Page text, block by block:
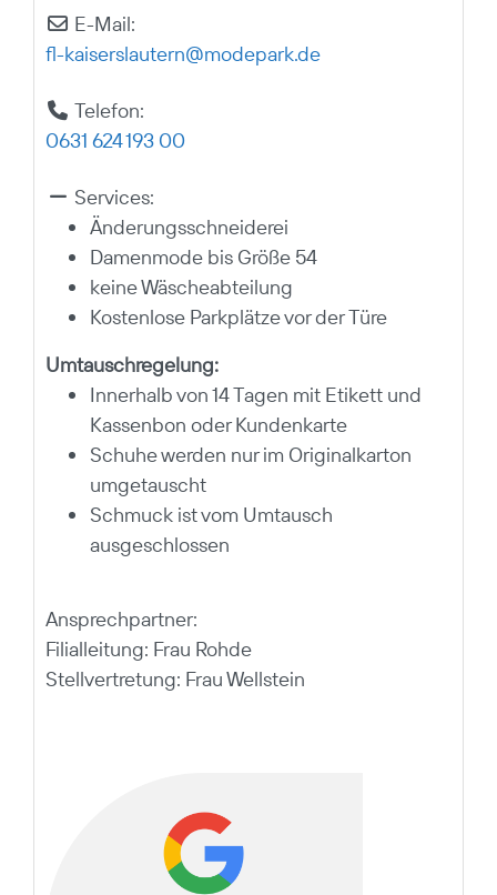
E-Mail:
fl-kaiserslautern@modepark.de
Telefon:
0631 624 193 00
Services:
Änderungsschneiderei
Damenmode bis Größe 54
keine Wäscheabteilung
Kostenlose Parkplätze vor der Türe
Umtauschregelung:
Innerhalb von 14 Tagen mit Etikett und
Kassenbon oder Kundenkarte
Schuhe werden nur im Originalkarton
umgetauscht
Schmuck ist vom Umtausch
ausgeschlossen
Ansprechpartner:
Filialleitung: Frau Rohde
Stellvertretung: Frau Wellstein